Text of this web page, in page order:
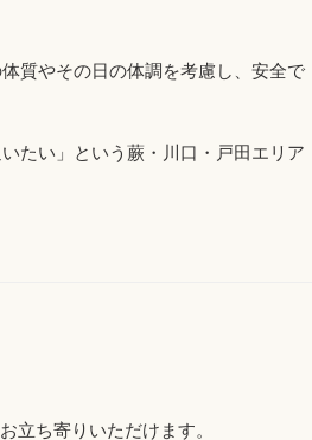
質やその日の体調を考慮し、安全で
たい」という蕨・川口・戸田エリア
立ち寄りいただけます。